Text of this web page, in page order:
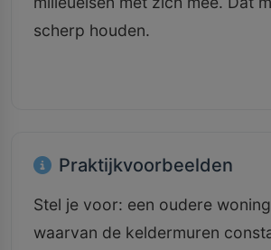
scherp houden.
Praktijkvoorbeelden
Stel je voor: een oudere woning
waarvan de keldermuren